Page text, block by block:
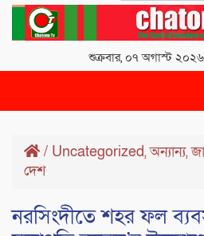
শুক্রবার, ০৭ অগাস্ট
/ Uncategorized,অন্যান্য,
দেশ
নরসিংদীতে শহর ফল